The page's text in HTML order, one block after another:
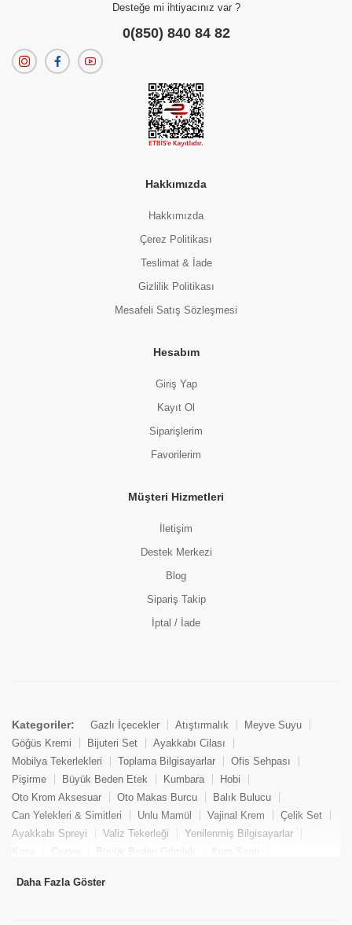
Desteğe mi ihtiyacınız var ?
0(850) 840 84 82
Hakkımızda
Hakkımızda
Çerez Politikası
Teslimat & İade
Gizlilik Politikası
Mesafeli Satış Sözleşmesi
Hesabım
Giriş Yap
Kayıt Ol
Siparişlerim
Favorilerim
Müşteri Hizmetleri
İletişim
Destek Merkezi
Blog
Sipariş Takip
İptal / İade
Kategoriler: Gazlı İçecekler Atıştırmalık
Meyve Suyu
Göğüs Kremi
Bijuteri Set
Ayakkabı Cilası
Mobilya Tekerlekleri
Toplama Bilgisayarlar
Ofis Sehpası
Pişirme
Büyük Beden Etek Kumbara
Hobi
Oto Krom Aksesuar
Oto Makas Burcu
Balık Bulucu
Can Yelekleri & Simitleri
Unlu Mamül Vajinal Krem
Çelik Set
Ayakkabı Spreyi
Valiz Tekerleği
Yenilenmiş Bilgisayarlar
Kasa
Cezve Büyük Beden Gömlek
Kum Saati
Tekne Bağlama & Demirleme
Daha Fazla Göster